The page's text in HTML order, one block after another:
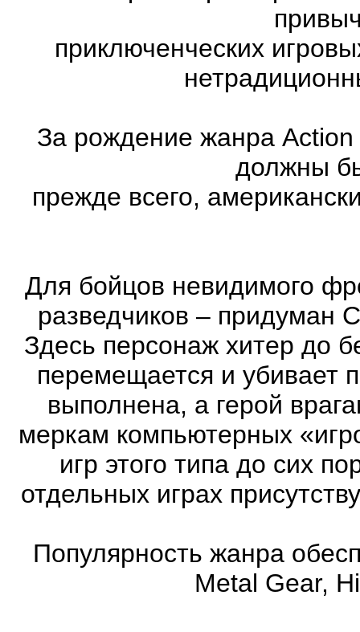
приключенческих
За рождение жанра
должны
прежде всего,
Для бойцов невидимого
разведчиков – придуман
Здесь персонаж хитер до
перемещается и убивает
выполнена, а герой
меркам компьютерных
игр этого типа до сих
отдельных играх
Популярность жанра
Metal Gear,